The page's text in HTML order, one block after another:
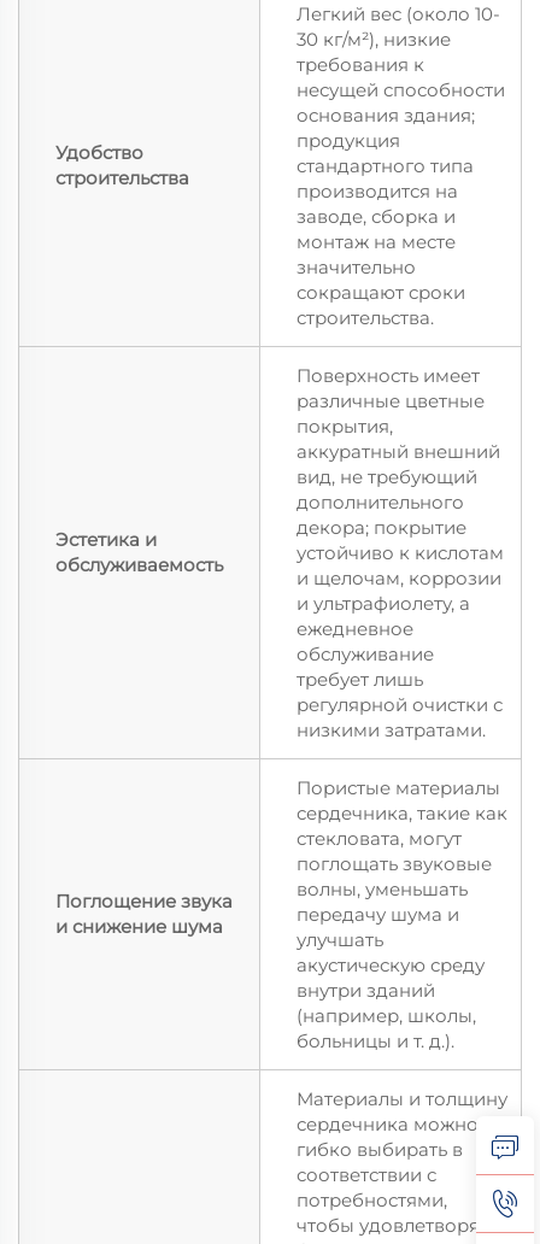
Удобство
строительства
Легкий вес (около 10-
30 кг/м²), низкие
требования к
несущей способности
основания здания;
продукция
стандартного типа
производится на
заводе, сборка и
монтаж на месте
значительно
сокращают сроки
строительства.
Эстетика и
обслуживаемость
Поверхность имеет
различные цветные
покрытия,
аккуратный внешний
вид, не требующий
дополнительного
декора; покрытие
устойчиво к кислотам
и щелочам, коррозии
и ультрафиолету, а
ежедневное
обслуживание
требует лишь
регулярной очистки с
низкими затратами.
Поглощение звука
и снижение шума
Пористые материалы
сердечника, такие как
стекловата, могут
поглощать звуковые
волны, уменьшать
передачу шума и
улучшать
акустическую среду
внутри зданий
(например, школы,
больницы и т. д.).
Материалы и толщину
сердечника можно
гибко выбирать в
соответствии с
потребностями,
чтобы удовлетворять